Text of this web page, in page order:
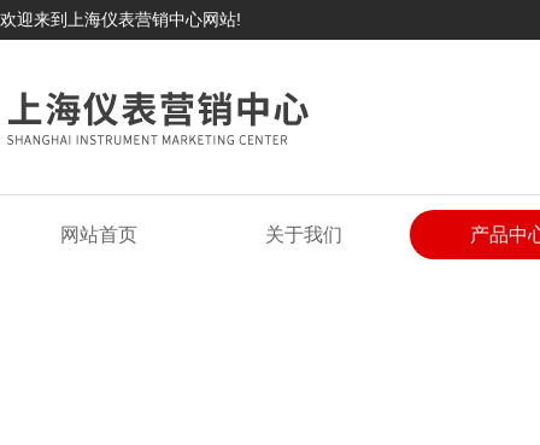
欢迎来到上海仪表营销中心网站!
网站首页 关于我们 产品中